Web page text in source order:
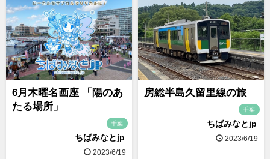
6月木曜名画座 「陽のあ
たる場所」
千葉
ちばみなとjp
2023/6/19
房総半島久留里線の旅
千葉
ちばみなとjp
2023/6/19